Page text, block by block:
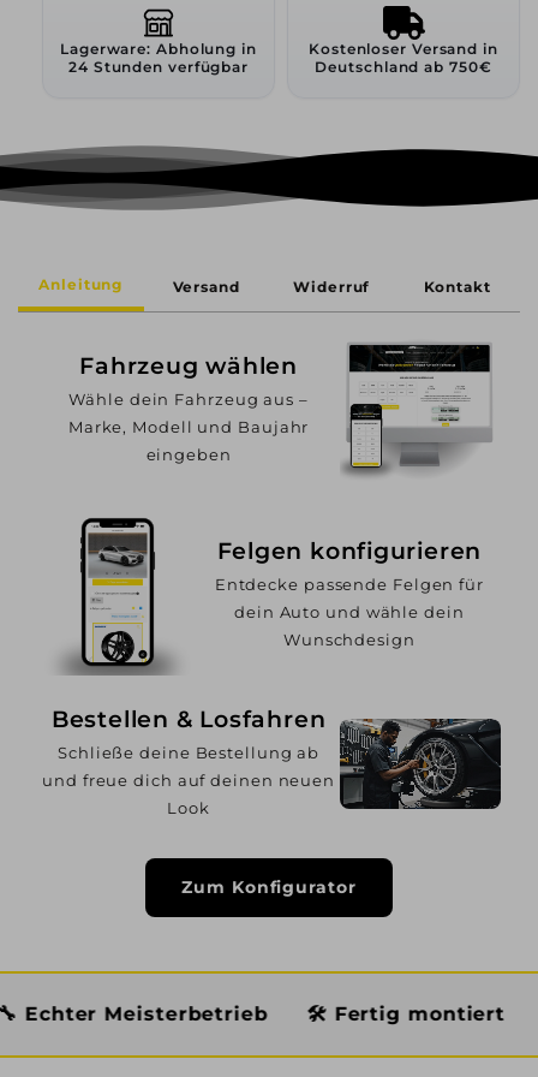
Lagerware: Abholung in
24 Stunden verfügbar
Kostenloser Versand in
Deutschland ab 750€
Anleitung Versand Widerruf Kontakt
Fahrzeug wählen
Wähle dein Fahrzeug aus –
Marke, Modell und Baujahr
eingeben
Felgen konfigurieren
Entdecke passende Felgen für
dein Auto und wähle dein
Wunschdesign
Bestellen & Losfahren
Schließe deine Bestellung ab
und freue dich auf deinen neuen
Look
Zum Konfigurator
🛠️ Fertig montiert 🏆 Premium